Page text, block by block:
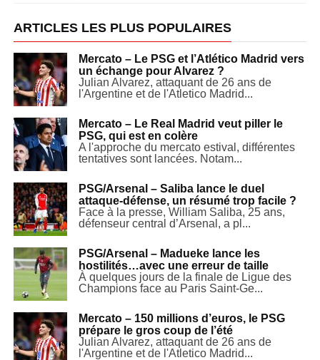
ARTICLES LES PLUS POPULAIRES
Mercato – Le PSG et l’Atlético Madrid vers
un échange pour Alvarez ?
Julian Alvarez, attaquant de 26 ans de
l'Argentine et de l'Atletico Madrid...
Mercato – Le Real Madrid veut piller le
PSG, qui est en colère
A l'approche du mercato estival, différentes
tentatives sont lancées. Notam...
PSG/Arsenal – Saliba lance le duel
attaque-défense, un résumé trop facile ?
Face à la presse, William Saliba, 25 ans,
défenseur central d’Arsenal, a pl...
PSG/Arsenal – Madueke lance les
hostilités…avec une erreur de taille
À quelques jours de la finale de Ligue des
Champions face au Paris Saint-Ge...
Mercato – 150 millions d’euros, le PSG
prépare le gros coup de l’été
Julian Alvarez, attaquant de 26 ans de
l'Argentine et de l'Atletico Madrid...